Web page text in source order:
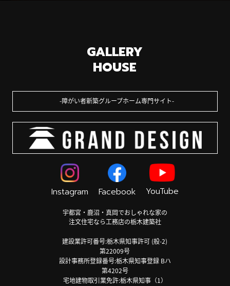
GALLERY
HOUSE
障がい者新築グループホーム専門サイト
Instagram Facebook YouTube
宇都宮・鹿沼・真岡でおしゃれな家の
注文住宅なら工務店の栃木建築社
建設業許可番号:栃木県知事許可 (般-2)
第22009号
設計事務所登録番号:栃木県知事登録 Bハ
第4202号
宅地建物取引業免許:栃木県知事（1）